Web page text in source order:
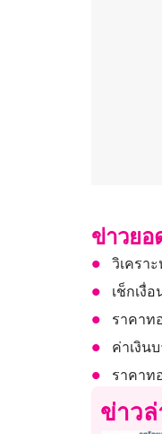
ข่าวย
วิเครา
เช็กเงื่
ราคาท
ค่าเงิน
ราคาท
ข่าว